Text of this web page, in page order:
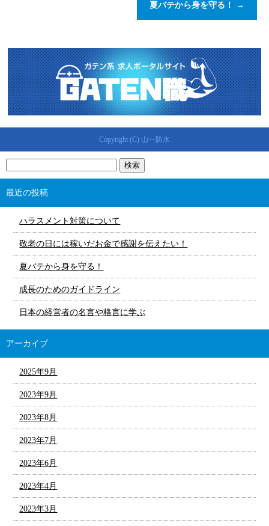
夏バテから身を守る！ →
Copyright (C) 山一防水
最近の投稿
ハラスメント対策について
敬老の日には稼いだお金で感謝を伝えたい！
夏バテから身を守る！
成長のためのガイドライン
日本の経営者の名言や格言に学ぶ
アーカイブ
2025年9月
2023年9月
2023年8月
2023年7月
2023年6月
2023年4月
2023年3月